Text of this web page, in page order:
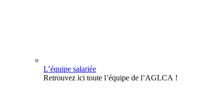
L’équipe salariée
Retrouvez ici toute l’équipe de l’AGLCA !